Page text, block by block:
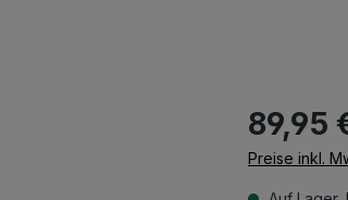
89,95
Preise inkl.